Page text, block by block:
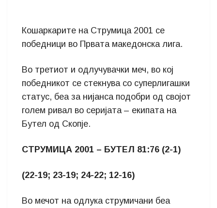
Кошаркарите на Струмица 2001 се
победници во Првата македонска лига.
Во третиот и одлучувачки меч, во кој
победникот се стекнува со суперлигашки
статус, беа за нијанса подобри од својот
голем ривал во серијата – екипата на
Бутел од Скопје.
СТРУМИЦА 2001 – БУТЕЛ 81:76 (2-1)
(22-19; 23-19; 24-22; 12-16)
Во мечот на одлука струмичани беа